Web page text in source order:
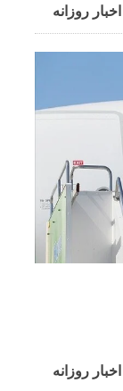
اخبار روزانه
اخبار روزانه